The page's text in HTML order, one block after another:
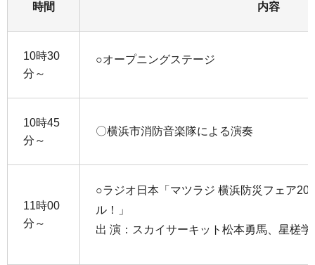
時間 内容
10時30
分～
○オープニングステージ
10時45
分～
〇横浜市消防音楽隊による演奏
11時00
分～
○ラジオ日本「マツラジ 横浜防災フェア
ル！」
出 演：スカイサーキット松本勇馬、星槎